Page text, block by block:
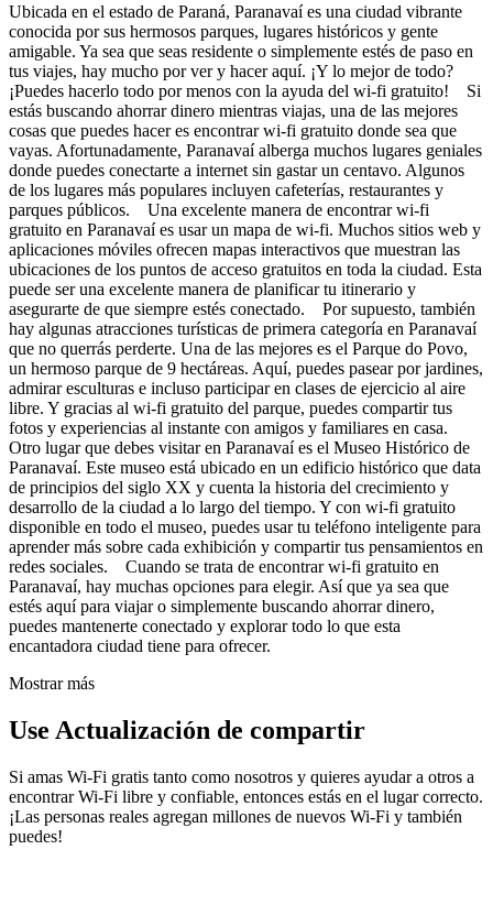
Ubicada en el estado de Paraná, Paranavaí es una ciudad vibrante
conocida por sus hermosos parques, lugares históricos y gente
amigable. Ya sea que seas residente o simplemente estés de paso en
tus viajes, hay mucho por ver y hacer aquí. ¡Y lo mejor de todo?
¡Puedes hacerlo todo por menos con la ayuda del wi-fi gratuito! Si
estás buscando ahorrar dinero mientras viajas, una de las mejores
cosas que puedes hacer es encontrar wi-fi gratuito donde sea que
vayas. Afortunadamente, Paranavaí alberga muchos lugares geniales
donde puedes conectarte a internet sin gastar un centavo. Algunos
de los lugares más populares incluyen cafeterías, restaurantes y
parques públicos. Una excelente manera de encontrar wi-fi
gratuito en Paranavaí es usar un mapa de wi-fi. Muchos sitios web y
aplicaciones móviles ofrecen mapas interactivos que muestran las
ubicaciones de los puntos de acceso gratuitos en toda la ciudad. Esta
puede ser una excelente manera de planificar tu itinerario y
asegurarte de que siempre estés conectado. Por supuesto, también
hay algunas atracciones turísticas de primera categoría en Paranavaí
que no querrás perderte. Una de las mejores es el Parque do Povo,
un hermoso parque de 9 hectáreas. Aquí, puedes pasear por jardines,
admirar esculturas e incluso participar en clases de ejercicio al aire
libre. Y gracias al wi-fi gratuito del parque, puedes compartir tus
fotos y experiencias al instante con amigos y familiares en casa.
Otro lugar que debes visitar en Paranavaí es el Museo Histórico de
Paranavaí. Este museo está ubicado en un edificio histórico que data
de principios del siglo XX y cuenta la historia del crecimiento y
desarrollo de la ciudad a lo largo del tiempo. Y con wi-fi gratuito
disponible en todo el museo, puedes usar tu teléfono inteligente para
aprender más sobre cada exhibición y compartir tus pensamientos en
redes sociales. Cuando se trata de encontrar wi-fi gratuito en
Paranavaí, hay muchas opciones para elegir. Así que ya sea que
estés aquí para viajar o simplemente buscando ahorrar dinero,
puedes mantenerte conectado y explorar todo lo que esta
encantadora ciudad tiene para ofrecer.
Mostrar más
Use Actualización de compartir
Si amas Wi-Fi gratis tanto como nosotros y quieres ayudar a otros a
encontrar Wi-Fi libre y confiable, entonces estás en el lugar correcto.
¡Las personas reales agregan millones de nuevos Wi-Fi y también
puedes!